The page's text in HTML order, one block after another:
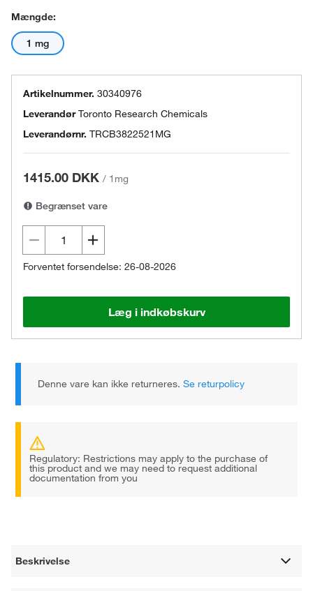
Mængde:
1 mg
Artikelnummer. 30340976
LeverandørToronto Research Chemicals
Leverandørnr. TRCB3822521MG
1415.00 DKK / 1mg
Begrænset vare
Forventet forsendelse: 26-08-2026
Læg i indkøbskurv
Denne vare kan ikke returneres.Se returpolicy
Regulatory: Restrictions may apply to the purchase of
this product and we may need to request additional
documentation from you
Beskrivelse